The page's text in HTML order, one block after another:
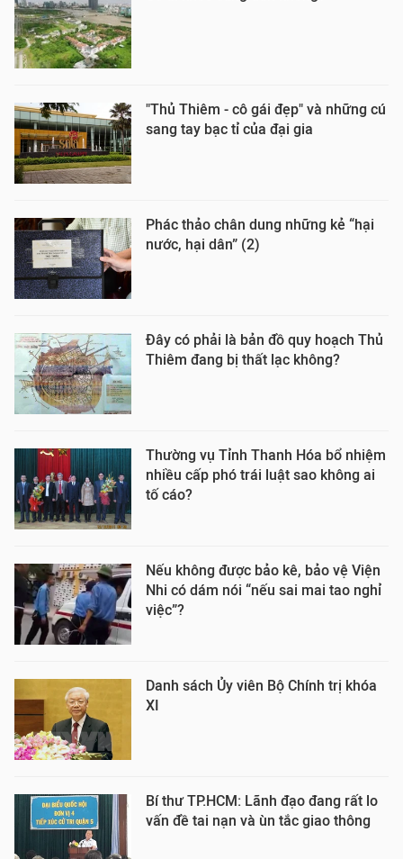
"Thủ Thiêm - cô gái đẹp" và những cú
sang tay bạc tỉ của đại gia
Phác thảo chân dung những kẻ “hại
nước, hại dân” (2)
Đây có phải là bản đồ quy hoạch Thủ
Thiêm đang bị thất lạc không?
Thường vụ Tỉnh Thanh Hóa bổ nhiệm
nhiều cấp phó trái luật sao không ai
tố cáo?
Nếu không được bảo kê, bảo vệ Viện
Nhi có dám nói “nếu sai mai tao nghỉ
việc”?
Danh sách Ủy viên Bộ Chính trị khóa
XI
Bí thư TP.HCM: Lãnh đạo đang rất lo
vấn đề tai nạn và ùn tắc giao thông